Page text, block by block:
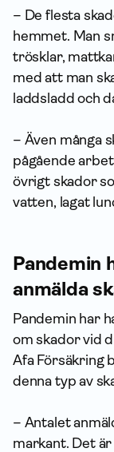
– De flesta
hemmet. Man
trösklar,
med att man
laddsladd och
– Även många
pågående
övrigt skador
vatten, lagat
Pandemin
anmälda
Pandemin har
om skador vid
Afa För­säkring
denna typ av
– Antalet
markant. Det